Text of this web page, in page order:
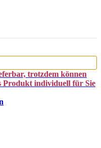
trotzdem können
Produkt individuell für Sie